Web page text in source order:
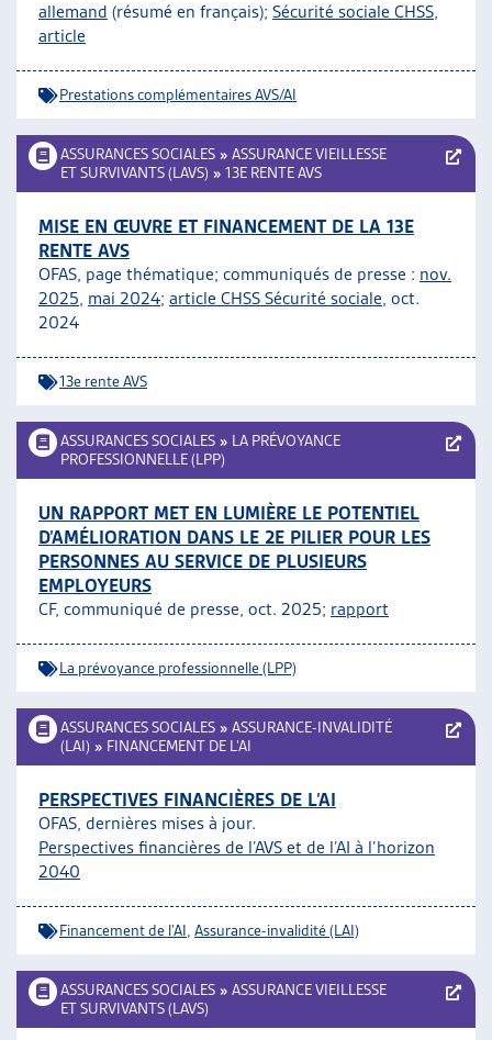
allemand (résumé en français); Sécurité sociale CHSS,
article
Prestations complémentaires AVS/AI
ASSURANCES SOCIALES » ASSURANCE VIEILLESSE
ET SURVIVANTS (LAVS) » 13E RENTE AVS
MISE EN ŒUVRE ET FINANCEMENT DE LA 13E
RENTE AVS
OFAS, page thématique; communiqués de presse : nov.
2025, mai 2024; article CHSS Sécurité sociale, oct.
2024
13e rente AVS
ASSURANCES SOCIALES » LA PRÉVOYANCE
PROFESSIONNELLE (LPP)
UN RAPPORT MET EN LUMIÈRE LE POTENTIEL
D’AMÉLIORATION DANS LE 2E PILIER POUR LES
PERSONNES AU SERVICE DE PLUSIEURS
EMPLOYEURS
CF, communiqué de presse, oct. 2025; rapport
La prévoyance professionnelle (LPP)
ASSURANCES SOCIALES » ASSURANCE-INVALIDITÉ
(LAI) » FINANCEMENT DE L’AI
PERSPECTIVES FINANCIÈRES DE L’AI
OFAS, dernières mises à jour.
Perspectives financières de l’AVS et de l’AI à l’horizon
2040
Financement de l'AI Assurance-invalidité (LAI)
ASSURANCES SOCIALES » ASSURANCE VIEILLESSE
ET SURVIVANTS (LAVS)